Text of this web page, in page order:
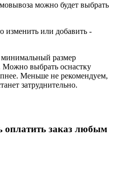
можно будет выбрать
изменить или добавить -
размер
Можно выбрать оснастку
Меньше не рекомендуем,
затруднительно.
оплатить заказ любым